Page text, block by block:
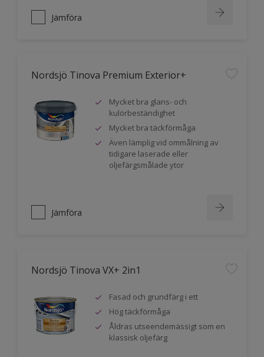
Jämföra
Nordsjö Tinova Premium Exterior+
Mycket bra glans- och
kulörbeständighet
Mycket bra täckförmåga
Även lämplig vid ommålning av
tidigare laserade eller
oljefärgsmålade ytor
Jämföra
Nordsjö Tinova VX+ 2in1
Fasad och grundfärg i ett
Hög täckförmåga
Åldras utseendemässigt som en
klassisk oljefärg